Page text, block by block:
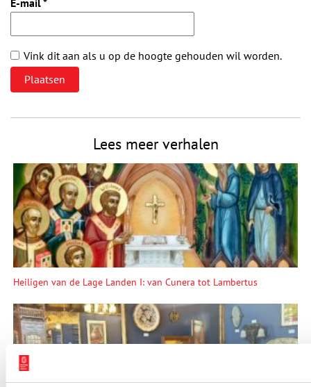
Vink dit aan als u op de hoogte gehouden wil worden.
Lees meer verhalen
Heiligen van de Lage Landen I: van Cunera tot Lambertus